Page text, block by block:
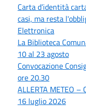
Carta d’identità
casi, ma resta
Elettronica
La Biblioteca
10 al 23 agosto
Convocazione
ore 20.30
ALLERTA METEO
16 luglio 2026